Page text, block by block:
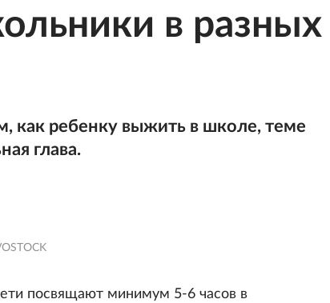
в разных
как ребенку выжить в школе, теме
глава.
посвящают минимум 5-6 часов в